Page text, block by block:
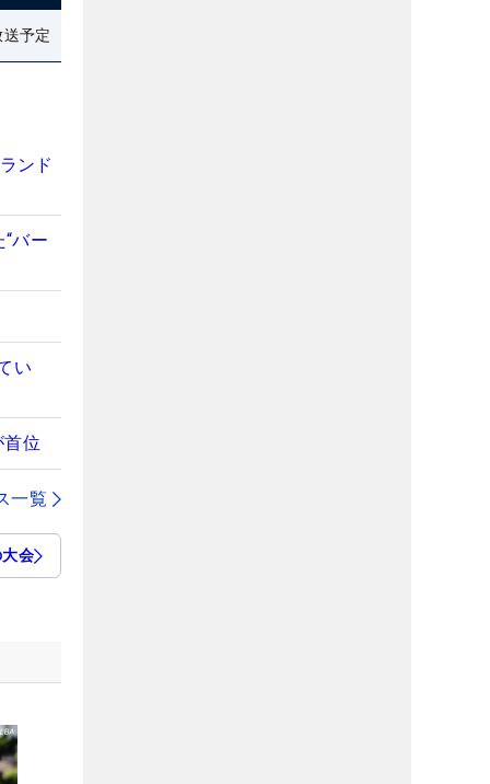
予定
ンド
バー
い
位
一覧
会